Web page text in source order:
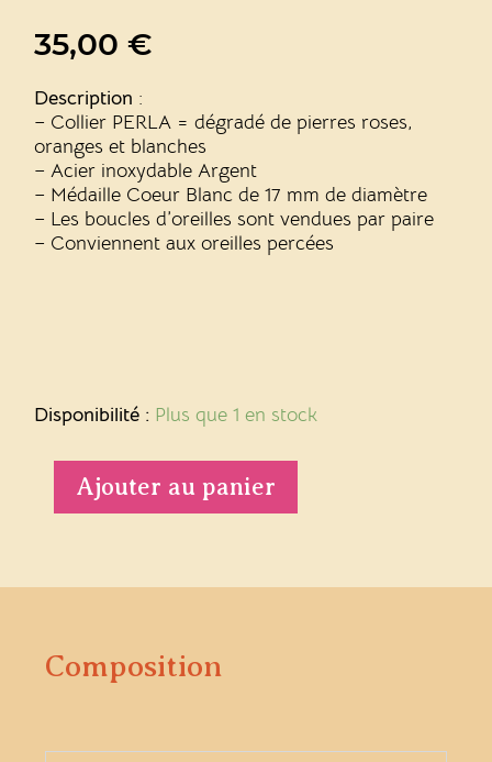
35,00€
Description :
– Collier PERLA = dégradé de pierres roses,
oranges et blanches
– Acier inoxydable Argent
– Médaille Coeur Blanc de 17 mm de diamètre
– Les boucles d’oreilles sont vendues par paire
– Conviennent aux oreilles percées
Disponibilité : Plus que 1 en stock
de
PERLA
Ajouter au panier
Composition